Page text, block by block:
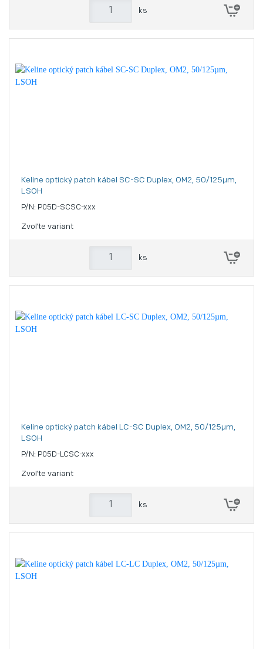
ks
Keline optický patch kábel SC-SC Duplex, OM2, 50/125µm,
LSOH
P/N: P05D-SCSC-xxx
Zvoľte variant
ks
Keline optický patch kábel LC-SC Duplex, OM2, 50/125µm,
LSOH
P/N: P05D-LCSC-xxx
Zvoľte variant
ks